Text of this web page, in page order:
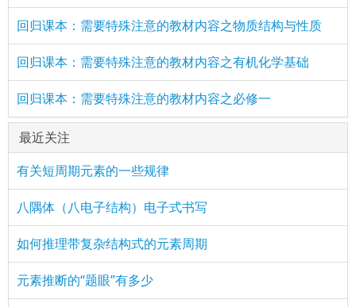
回归课本：需要特殊注意的教材内容之物质结构与性质
回归课本：需要特殊注意的教材内容之有机化学基础
回归课本：需要特殊注意的教材内容之必修一
最近关注
有关短周期元素的一些规律
八隅体（八电子结构）电子式书写
如何推理带复杂结构式的元素周期
元素推断的“题眼”有多少